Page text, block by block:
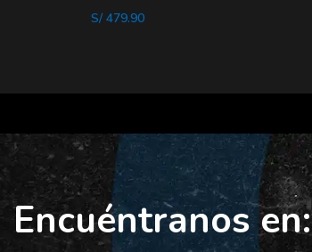
S/479.90
Encuéntranos en: